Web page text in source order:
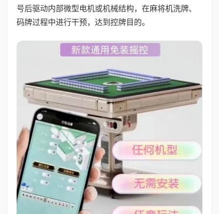
号后驱动内部微型电机或机械结构，在麻将机洗牌、
码牌过程中进行干预，达到控牌目的。